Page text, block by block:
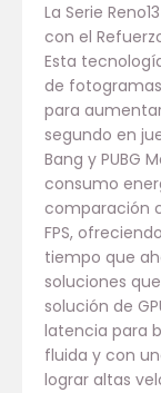
La Serie
con el
Esta
de
para
segundo en
Bang y PUBG
consumo
comparación
FPS,
tiempo que
soluciones
solución de
latencia para
fluida y con
lograr altas